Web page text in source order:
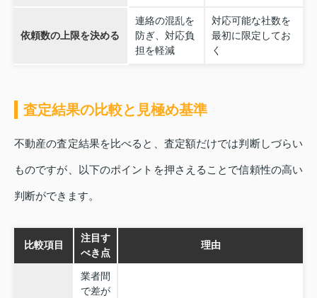
依頼数の上限を決める
連絡の混乱を
防ぎ、対応負
担を軽減
対応可能な社数を
最初に限定してお
く
査定結果の比較と見極め基準
不動産の査定結果を比べると、査定額だけでは判断しづらい
ものですが、以下のポイントを押さえることで信頼性の高い
判断ができます。
比較項目
注目す
べき点
理由
業者間
で差が